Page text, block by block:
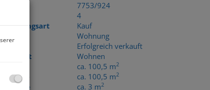
7753/924
4
Kauf
Wohnung
Erfolgreich verkauft
Wohnen
ca. 100,5 m2
ca. 100,5 m2
ca. 3 m2